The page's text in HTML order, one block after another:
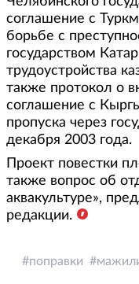
соглашение с
борьбе с
государством
трудоустройства
также протокол о
соглашение с
пропуска через
декабря 2003 года.
Проект повестки
также вопрос об
аквакультуре»,
редакции.
поправки